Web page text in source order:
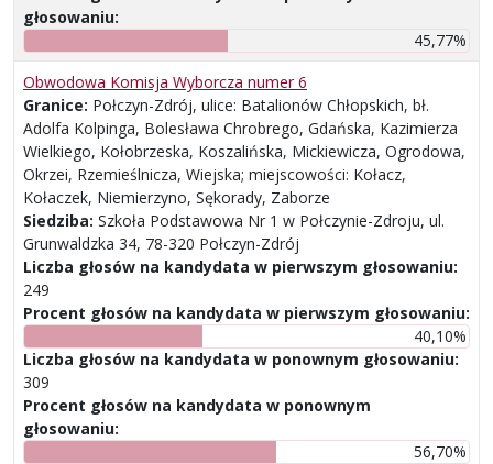
głosowaniu:
45,77%
Obwodowa Komisja Wyborcza numer 6
Granice: Połczyn-Zdrój, ulice: Batalionów Chłopskich, bł.
Adolfa Kolpinga, Bolesława Chrobrego, Gdańska, Kazimierza
Wielkiego, Kołobrzeska, Koszalińska, Mickiewicza, Ogrodowa,
Okrzei, Rzemieślnicza, Wiejska; miejscowości: Kołacz,
Kołaczek, Niemierzyno, Sękorady, Zaborze
Siedziba: Szkoła Podstawowa Nr 1 w Połczynie-Zdroju, ul.
Grunwaldzka 34, 78-320 Połczyn-Zdrój
Liczba głosów na kandydata w pierwszym głosowaniu:
249
Procent głosów na kandydata w pierwszym głosowaniu:
40,10%
Liczba głosów na kandydata w ponownym głosowaniu:
309
Procent głosów na kandydata w ponownym
głosowaniu:
56,70%